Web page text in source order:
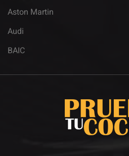
Aston Martin
Audi
BAIC